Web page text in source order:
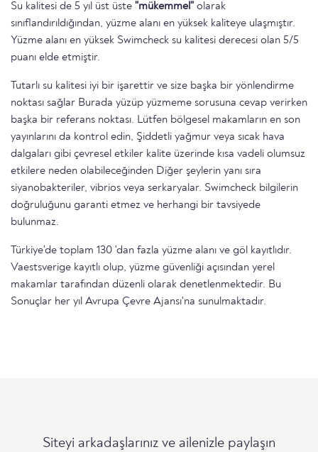
Su kalitesi de 5 yıl üst üste "mükemmel" olarak
sınıflandırıldığından, yüzme alanı en yüksek kaliteye ulaşmıştır.
Yüzme alanı en yüksek Swimcheck su kalitesi derecesi olan 5/5
puanı elde etmiştir.
Tutarlı su kalitesi iyi bir işarettir ve size başka bir yönlendirme
noktası sağlar Burada yüzüp yüzmeme sorusuna cevap verirken
başka bir referans noktası. Lütfen bölgesel makamların en son
yayınlarını da kontrol edin, Şiddetli yağmur veya sıcak hava
dalgaları gibi çevresel etkiler kalite üzerinde kısa vadeli olumsuz
etkilere neden olabileceğinden Diğer şeylerin yanı sıra
siyanobakteriler, vibrios veya serkaryalar. Swimcheck bilgilerin
doğruluğunu garanti etmez ve herhangi bir tavsiyede
bulunmaz.
Türkiye'de toplam 130 'dan fazla yüzme alanı ve göl kayıtlıdır.
Vaestsverige kayıtlı olup, yüzme güvenliği açısından yerel
makamlar tarafından düzenli olarak denetlenmektedir. Bu
Sonuçlar her yıl Avrupa Çevre Ajansı'na sunulmaktadır.
Siteyi arkadaşlarınız ve ailenizle paylaşın